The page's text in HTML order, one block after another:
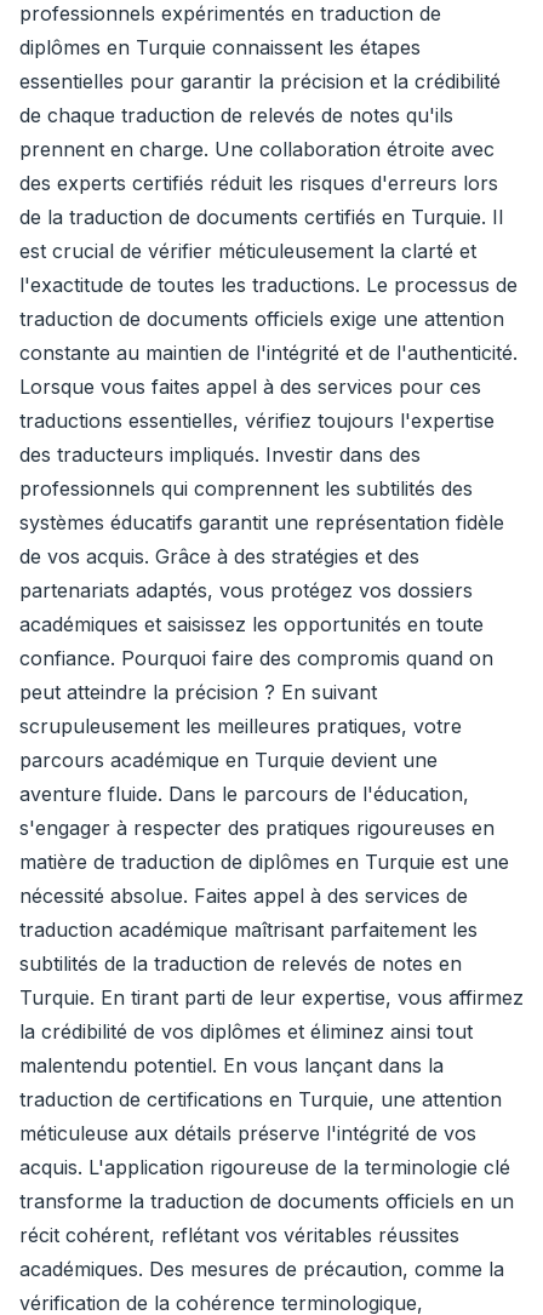
professionnels expérimentés en traduction de
diplômes en Turquie connaissent les étapes
essentielles pour garantir la précision et la crédibilité
de chaque traduction de relevés de notes qu'ils
prennent en charge. Une collaboration étroite avec
des experts certifiés réduit les risques d'erreurs lors
de la traduction de documents certifiés en Turquie. Il
est crucial de vérifier méticuleusement la clarté et
l'exactitude de toutes les traductions. Le processus de
traduction de documents officiels exige une attention
constante au maintien de l'intégrité et de l'authenticité.
Lorsque vous faites appel à des services pour ces
traductions essentielles, vérifiez toujours l'expertise
des traducteurs impliqués. Investir dans des
professionnels qui comprennent les subtilités des
systèmes éducatifs garantit une représentation fidèle
de vos acquis. Grâce à des stratégies et des
partenariats adaptés, vous protégez vos dossiers
académiques et saisissez les opportunités en toute
confiance. Pourquoi faire des compromis quand on
peut atteindre la précision ? En suivant
scrupuleusement les meilleures pratiques, votre
parcours académique en Turquie devient une
aventure fluide. Dans le parcours de l'éducation,
s'engager à respecter des pratiques rigoureuses en
matière de traduction de diplômes en Turquie est une
nécessité absolue. Faites appel à des services de
traduction académique maîtrisant parfaitement les
subtilités de la traduction de relevés de notes en
Turquie. En tirant parti de leur expertise, vous affirmez
la crédibilité de vos diplômes et éliminez ainsi tout
malentendu potentiel. En vous lançant dans la
traduction de certifications en Turquie, une attention
méticuleuse aux détails préserve l'intégrité de vos
acquis. L'application rigoureuse de la terminologie clé
transforme la traduction de documents officiels en un
récit cohérent, reflétant vos véritables réussites
académiques. Des mesures de précaution, comme la
vérification de la cohérence terminologique,